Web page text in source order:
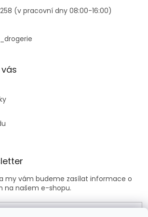
ý
(v pracovní dny 08:00-16:00)
my vám budeme zasílat informace o
na našem e-shopu.